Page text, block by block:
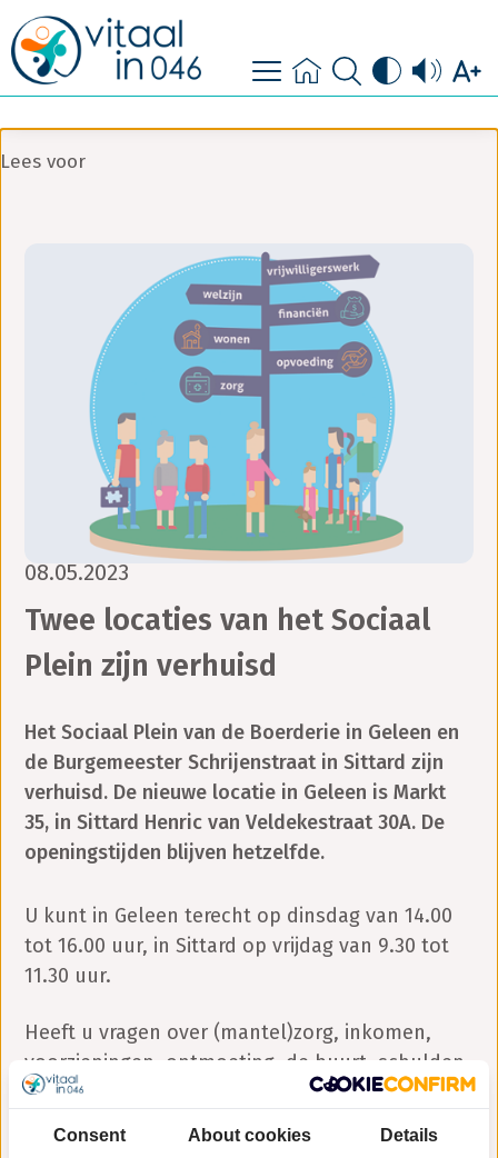
doe mee
Lees voor
08.05.2023
Twee locaties van het Sociaal
Plein zijn verhuisd
Het Sociaal Plein van de Boerderie in Geleen en
de Burgemeester Schrijenstraat in Sittard zijn
verhuisd. De nieuwe locatie in Geleen is Markt
35, in Sittard Henric van Veldekestraat 30A. De
openingstijden blijven hetzelfde.
U kunt in Geleen terecht op dinsdag van 14.00
tot 16.00 uur, in Sittard op vrijdag van 9.30 tot
11.30 uur.
Heeft u vragen over (mantel)zorg, inkomen,
voorzieningen, ontmoeting, de buurt, schulden,
vrijwilligerswerk, beweging of eenzaamheid?
Dan kunt u terecht bij locaties van hetSociaal
Consent About cookies Details